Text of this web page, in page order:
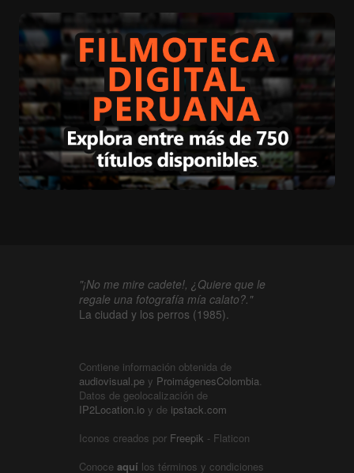
"¡No me mire cadete!, ¿Quiere que le
regale una fotografía mía calato?."
La ciudad y los perros (1985).
Contiene información obtenida de
audiovisual.pe y ProimágenesColombia.
Datos de geolocalización de
IP2Location.io y de ipstack.com
Iconos creados por Freepik - Flaticon
Conoce aquí los términos y condiciones